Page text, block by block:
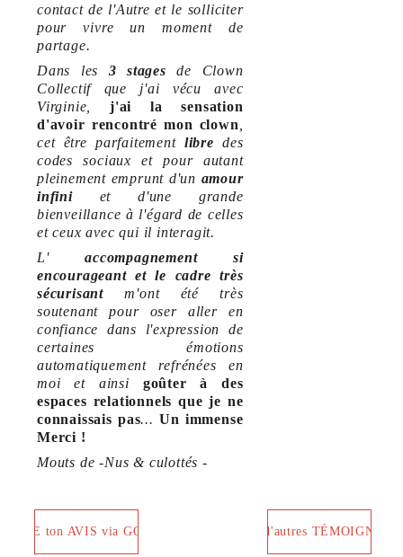
contact de l'Autre et le solliciter
pour vivre un moment de
partage.
Dans les 3 stages de Clown
Collectif que j'ai vécu avec
Virginie,
j'ai la sensation
d'avoir rencontré mon clown
cet être parfaitement libre des
codes sociaux et pour autant
pleinement emprunt d'un amour
infiniet d'une grande
bienveillance à l'égard de celles
et ceux avec qui il interagit.
L'accompagnement si
encourageant et le cadre très
sécurisant m'ont été très
soutenant pour oser aller en
confiance dans l'expression de
certaines émotions
automatiquement refrénées en
moi et ainsi goûter à des
espaces relationnels que je ne
connaissais pas...Un immense
Merci !
Mouts de -Nus & culottés -
LIRE d'autres
ton AVIS via GOOGLE